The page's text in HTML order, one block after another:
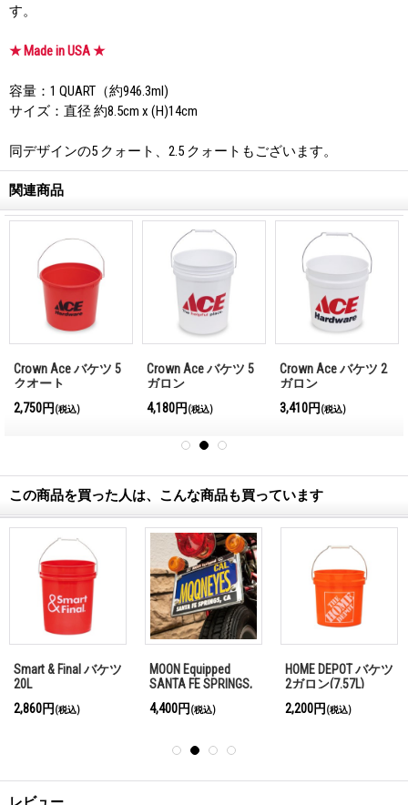
す。
★ Made in USA ★
容量：1 QUART（約946.3ml)
サイズ：直径 約8.5cm x (H)14cm
同デザインの5 クォート、2.5 クォートもございます。
関連商品
Crown Ace バケツ 5
クオート
2,750円 (税込)
Crown Ace バケツ 5
ガロン
4,180円 (税込)
Crown Ace バケツ 2
ガロン
3,410円 (税込)
この商品を買った人は、こんな商品も買っています
Smart & Final バケツ
20L
2,860円 (税込)
MOON Equipped
SANTA FE SPRINGS,
ンス フレーム for
4,400円 (税込)
HOME DEPOT バケツ
2ガロン(7.57L)
2,200円 (税込)